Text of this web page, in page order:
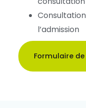
l’admission
Formulaire